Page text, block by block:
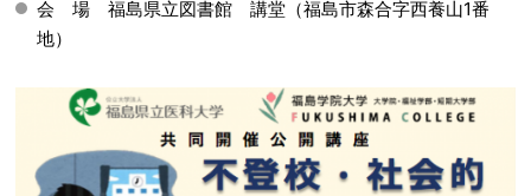
会 場 福島県立図書館 講堂（福島市森合字西養山1番
地）